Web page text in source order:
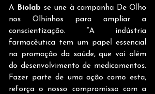
A Biolab se une à campanha De Olho
nos Olhinhos para ampliar a
conscientização. “A indústria
farmacêutica tem um papel essencial
na promoção da saúde, que vai além
do desenvolvimento de medicamentos.
Fazer parte de uma ação como esta,
reforça o nosso compromisso com a